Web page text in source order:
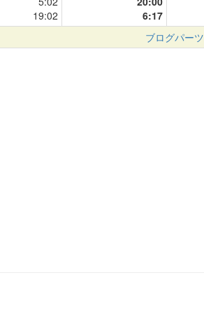
19:02
6:17
ブログパーツ